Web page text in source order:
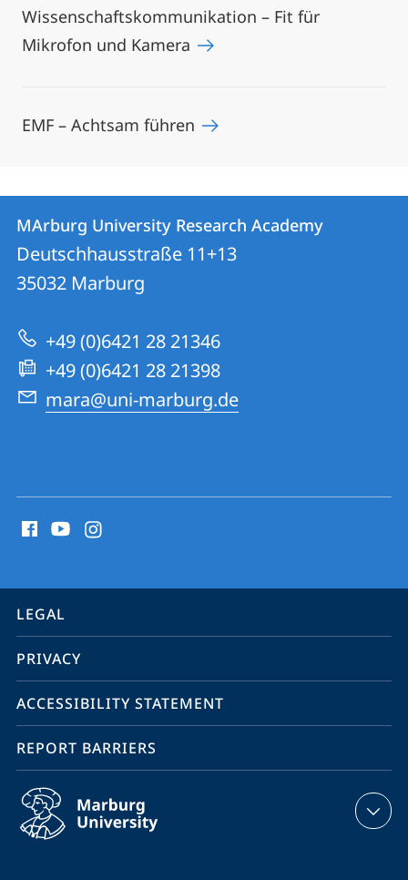
Wissenschaftskommunikation – Fit für
Mikrofon und Kamera
EMF – Achtsam führen
Contact
Contact
details
MArburg
University
Research
Academy
MArburg University Research Academy
Deutschhausstraße 11+13
35032 Marburg
+49 (0)6421 28 21346
+49 (0)6421 28 21398
mara@uni-marburg.de
media
information
service
navigation
LEGAL
PRIVACY
ACCESSIBILITY STATEMENT
REPORT BARRIERS